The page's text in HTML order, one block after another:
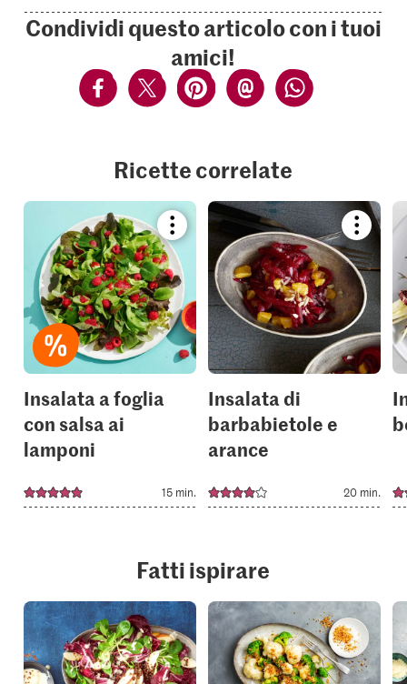
Condividi questo articolo con i tuoi
amici!
Ricette correlate
Bookmark
recipe
or
add
it
to
your
collections.
Insalata a foglia
con salsa ai
lamponi
15 min.
recipe
or
add
it
to
your
Insalata di
barbabietole e
arance
20 min.
Fatti ispirare